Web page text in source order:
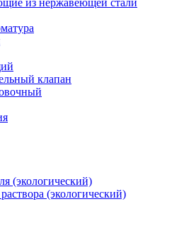
из нержавеющей стали
клапан
(экологический)
(экологический)